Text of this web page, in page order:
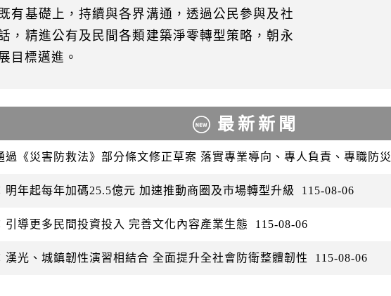
有基礎上，持續與各界溝通，透過公民參與及社
，精進公有及民間各類建築淨零轉型策略，朝永
目標邁進。
最新新聞
過《災害防救法》部分條文修正草案 落實專業導向、專人負責、專職防災
明年起每年加碼25.5億元 加速推動商圈及市場轉型升級 115-08-06
引導更多民間投資投入 完善文化內容產業生態 115-08-06
漢光、城鎮韌性演習相結合 全面提升全社會防衛整體韌性 115-08-06